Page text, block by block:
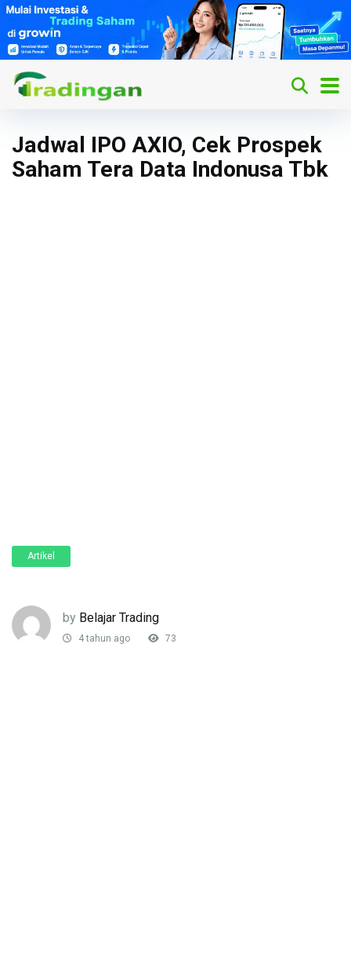
Jadwal IPO AXIO, Cek Prospek
Saham Tera Data Indonusa Tbk
Artikel
by Belajar Trading
4 tahun ago 73